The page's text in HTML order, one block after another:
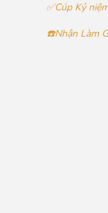
✅Cúp Kỷ
☎️Nhận Làm